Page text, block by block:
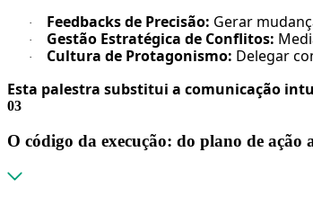
· Feedbacks de Precisão: Gerar
· Gestão Estratégica de Conflitos:
· Cultura de Protagonismo: Delegar
Esta palestra substitui a comunicação
03
O código da execução: do plano de ação